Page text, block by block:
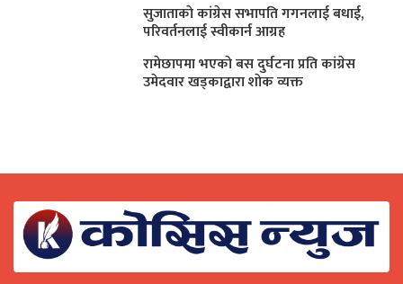
सुजाताकाे कांग्रेस सभापति गगनलाई बधाई,
परिवर्तनलाई स्वीकार्न आग्रह
रामेछापमा भएकाे बस दुर्घटना प्रति कांग्रेस
उमेदवार खड्काद्वारा शाेक व्यक्त